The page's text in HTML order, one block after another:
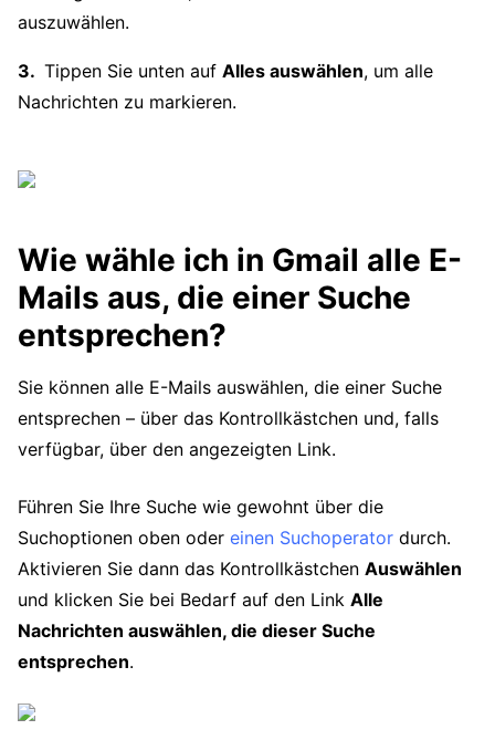
auszuwählen.
Tippen Sie unten auf Alles auswählen, um alle
Nachrichten zu markieren.
Wie wähle ich in Gmail alle E-
Mails aus, die einer Suche
entsprechen?
Sie können alle E-Mails auswählen, die einer Suche
entsprechen – über das Kontrollkästchen und, falls
verfügbar, über den angezeigten Link.
Führen Sie Ihre Suche wie gewohnt über die
Suchoptionen oben oder einen Suchoperator durch.
Aktivieren Sie dann das Kontrollkästchen Auswählen
und klicken Sie bei Bedarf auf den Link Alle
Nachrichten auswählen, die dieser Suche
entsprechen.